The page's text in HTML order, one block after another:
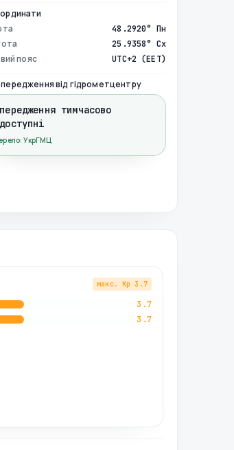
48.2920° Пн
25.9358° Сх
пояс UTC+2 (EET)
від гідрометцентру
тимчасово
УкрГМЦ
макс. Kp 3.7
3.7
3.7